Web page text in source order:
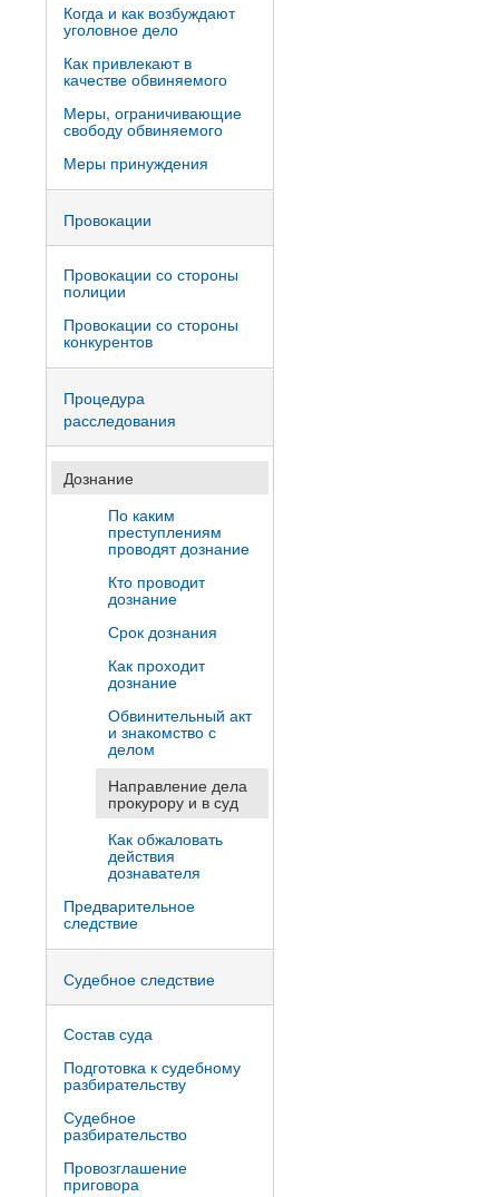
Когда и как возбуждают
уголовное дело
Как привлекают в
качестве обвиняемого
Меры, ограничивающие
свободу обвиняемого
Меры принуждения
Провокации
Провокации со стороны
полиции
Провокации со стороны
конкурентов
Процедура
расследования
Дознание
По каким
преступлениям
проводят дознание
Кто проводит
дознание
Срок дознания
Как проходит
дознание
Обвинительный акт
и знакомство с
делом
Направление дела
прокурору и в суд
Как обжаловать
действия
дознавателя
Предварительное
следствие
Судебное следствие
Состав суда
Подготовка к судебному
разбирательству
Судебное
разбирательство
Провозглашение
приговора